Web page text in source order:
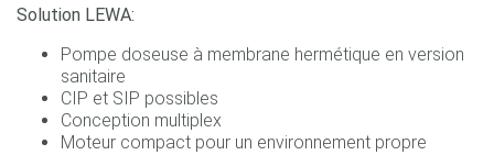
Solution LEWA:
Pompe doseuse à membrane hermétique en version
sanitaire
CIP et SIP possibles
Conception multiplex
Moteur compact pour un environnement propre